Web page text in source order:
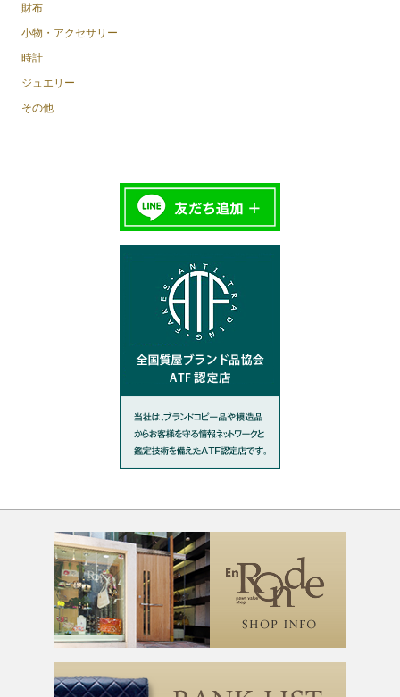
財布
小物・アクセサリー
時計
ジュエリー
その他